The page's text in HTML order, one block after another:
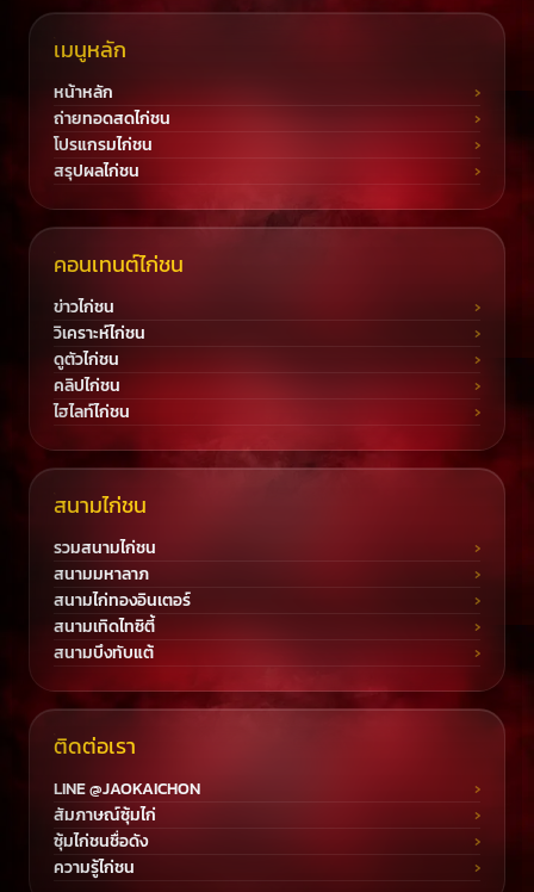
เมนูหลัก
หน้าหลัก
ถ่ายทอดสดไก่ชน
โปรแกรมไก่ชน
สรุปผลไก่ชน
คอนเทนต์ไก่ชน
ข่าวไก่ชน
วิเคราะห์ไก่ชน
ดูตัวไก่ชน
คลิปไก่ชน
ไฮไลท์ไก่ชน
สนามไก่ชน
รวมสนามไก่ชน
สนามมหาลาภ
สนามไก่ทองอินเตอร์
สนามเทิดไทซิตี้
สนามบึงทับแต้
ติดต่อเรา
LINE @JAOKAICHON
สัมภาษณ์ซุ้มไก่
ซุ้มไก่ชนชื่อดัง
ความรู้ไก่ชน